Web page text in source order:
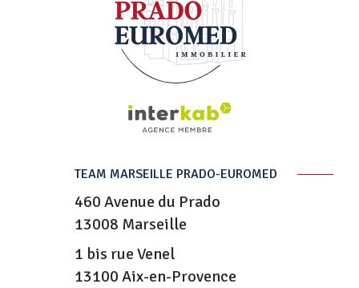
TEAM MARSEILLE PRADO-EUROMED
460 Avenue du Prado
13008 Marseille
1 bis rue Venel
13100 Aix-en-Provence